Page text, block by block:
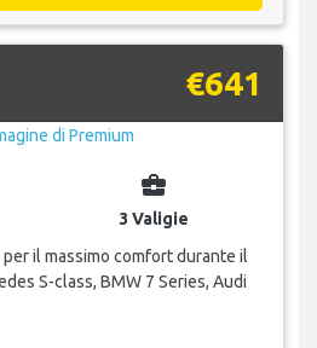
€641
business_center
3 Valigie
il massimo comfort durante il
S-class, BMW 7 Series, Audi